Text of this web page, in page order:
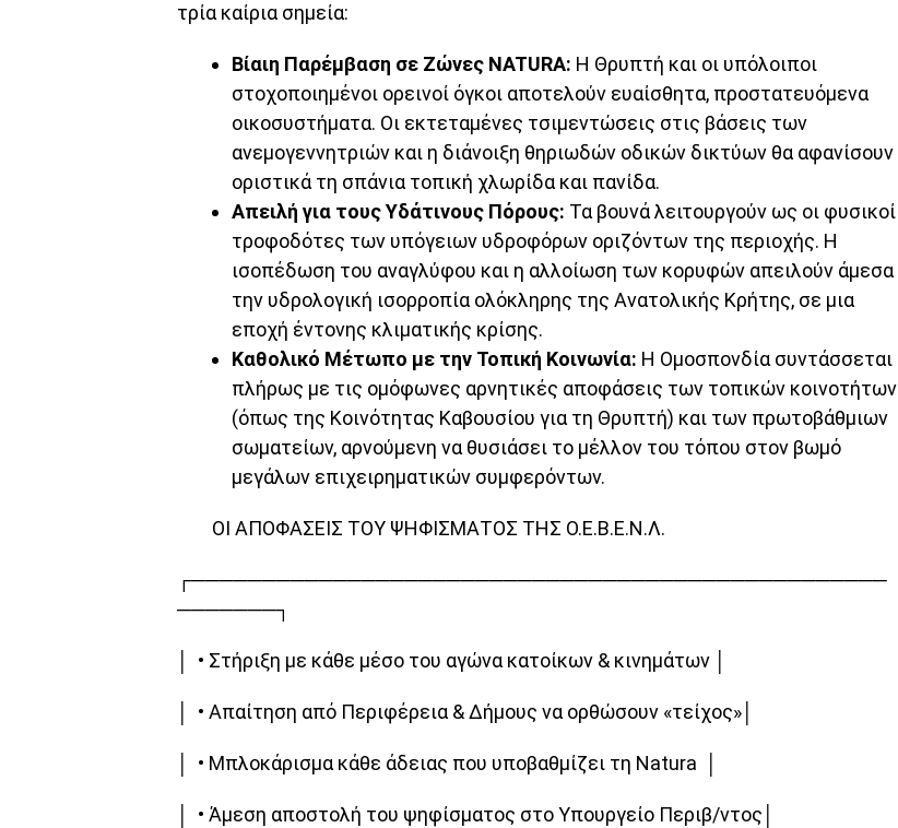
τρία καίρια σημεία:
Βίαιη Παρέμβαση σε Ζώνες NATURA: Η Θρυπτή και οι υπόλοιποι
στοχοποιημένοι ορεινοί όγκοι αποτελούν ευαίσθητα, προστατευόμενα
οικοσυστήματα. Οι εκτεταμένες τσιμεντώσεις στις βάσεις των
ανεμογεννητριών και η διάνοιξη θηριωδών οδικών δικτύων θα αφανίσουν
οριστικά τη σπάνια τοπική χλωρίδα και πανίδα.
Απειλή για τους Υδάτινους Πόρους: Τα βουνά λειτουργούν ως οι φυσικοί
τροφοδότες των υπόγειων υδροφόρων οριζόντων της περιοχής. Η
ισοπέδωση του αναγλύφου και η αλλοίωση των κορυφών απειλούν άμεσα
την υδρολογική ισορροπία ολόκληρης της Ανατολικής Κρήτης, σε μια
εποχή έντονης κλιματικής κρίσης.
Καθολικό Μέτωπο με την Τοπική Κοινωνία: Η Ομοσπονδία συντάσσεται
πλήρως με τις ομόφωνες αρνητικές αποφάσεις των τοπικών κοινοτήτων
(όπως της Κοινότητας Καβουσίου για τη Θρυπτή) και των πρωτοβάθμιων
σωματείων, αρνούμενη να θυσιάσει το μέλλον του τόπου στον βωμό
μεγάλων επιχειρηματικών συμφερόντων.
ΟΙ ΑΠΟΦΑΣΕΙΣ ΤΟΥ ΨΗΦΙΣΜΑΤΟΣ ΤΗΣ Ο.Ε.Β.Ε.Ν.Λ.
┌─────────────────────────────────────────────────
───────┐
│ • Στήριξη με κάθε μέσο του αγώνα κατοίκων & κινημάτων │
│ • Απαίτηση από Περιφέρεια & Δήμους να ορθώσουν «τείχος»│
│ • Μπλοκάρισμα κάθε άδειας που υποβαθμίζει τη Natura │
│ • Άμεση αποστολή του ψηφίσματος στο Υπουργείο Περιβ/ντος│